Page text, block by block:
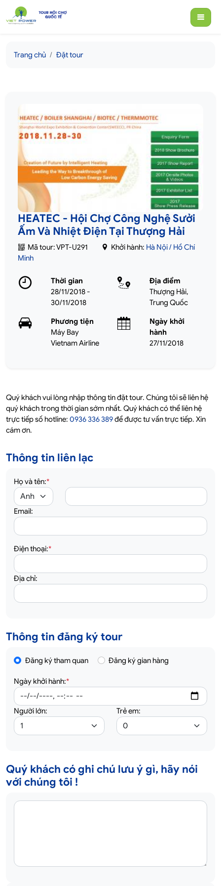
Trang chủ Đặt tour
HEATEC - Hội Chợ Công Nghệ Sưởi
Ấm Và Nhiệt Điện Tại Thượng Hải
Mã tour: VPT-U291 Khởi hành: Hà Nội / Hồ Chí
Minh
Thời gian
28/11/2018 -
30/11/2018
Địa điểm
Thượng Hải,
Trung Quốc
Phương tiện
Máy Bay
Vietnam Airline
Ngày khởi
hành
27/11/2018
Quý khách vui lòng nhập thông tin đặt tour. Chúng tôi sẽ liên hệ
quý khách trong thời gian sớm nhất. Quý khách có thể liên hệ
trực tiếp số hotline: 0936 336 389để được tư vấn trực tiếp. Xin
cám ơn.
Thông tin liên lạc
Họ và tên:*
Email:
Điện thoại:*
Địa chỉ:
Thông tin đăng ký tour
Đăng ký tham quan Đăng ký gian hàng
Ngày khởi hành:*
Người lớn: Trẻ em:
Quý khách có ghi chú lưu ý gì, hãy nói
với chúng tôi !